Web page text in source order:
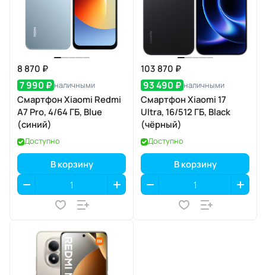
8 870 ₽
7 990 ₽ наличными
Смартфон Xiaomi Redmi
A7 Pro, 4/64 ГБ, Blue
(синий)
Доступно
В корзину
103 870 ₽
93 490 ₽ наличными
Смартфон Xiaomi 17
Ultra, 16/512 ГБ, Black
(чёрный)
Доступно
В корзину